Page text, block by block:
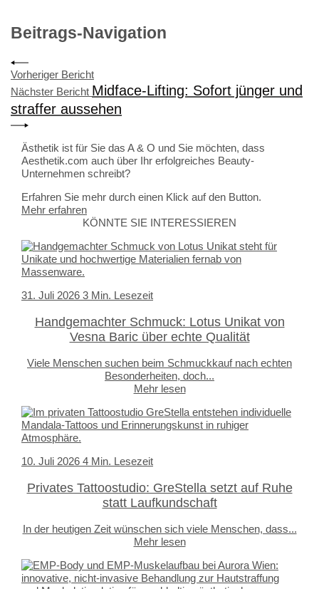
Beitrags-Navigation
Vorheriger Bericht
Nächster Bericht Midface-Lifting: Sofort jünger und
straffer aussehen
Ästhetik ist für Sie das A & O und Sie möchten, dass
Aesthetik.com auch über Ihr erfolgreiches Beauty-
Unternehmen schreibt?
Erfahren Sie mehr durch einen Klick auf den Button.
Mehr erfahren
KÖNNTE SIE INTERESSIEREN
31. Juli 2026 3 Min. Lesezeit
Handgemachter Schmuck: Lotus Unikat von
Vesna Baric über echte Qualität
Viele Menschen suchen beim Schmuckkauf nach echten
Besonderheiten, doch...
Mehr lesen
10. Juli 2026 4 Min. Lesezeit
Privates Tattoostudio: GreStella setzt auf Ruhe
statt Laufkundschaft
In der heutigen Zeit wünschen sich viele Menschen, dass...
Mehr lesen